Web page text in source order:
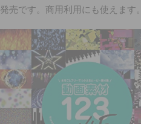
発売です。商用利用にも使えます。